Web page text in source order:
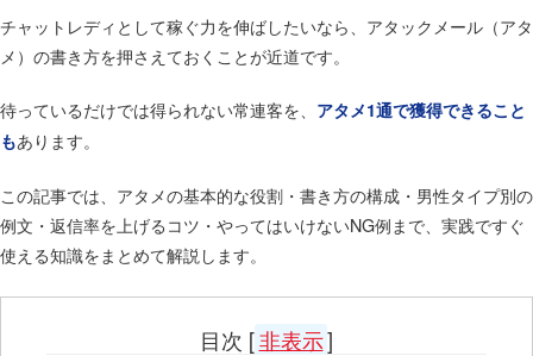
チャットレディとして稼ぐ力を伸ばしたいなら、アタックメール（アタ
メ）の書き方を押さえておくことが近道です。
待っているだけでは得られない常連客を、 アタメ1通で獲得できること
もあります。
この記事では、アタメの基本的な役割・書き方の構成・男性タイプ別の
例文・返信率を上げるコツ・やってはいけないNG例まで、実践ですぐ
使える知識をまとめて解説します。
目次 [非表示]